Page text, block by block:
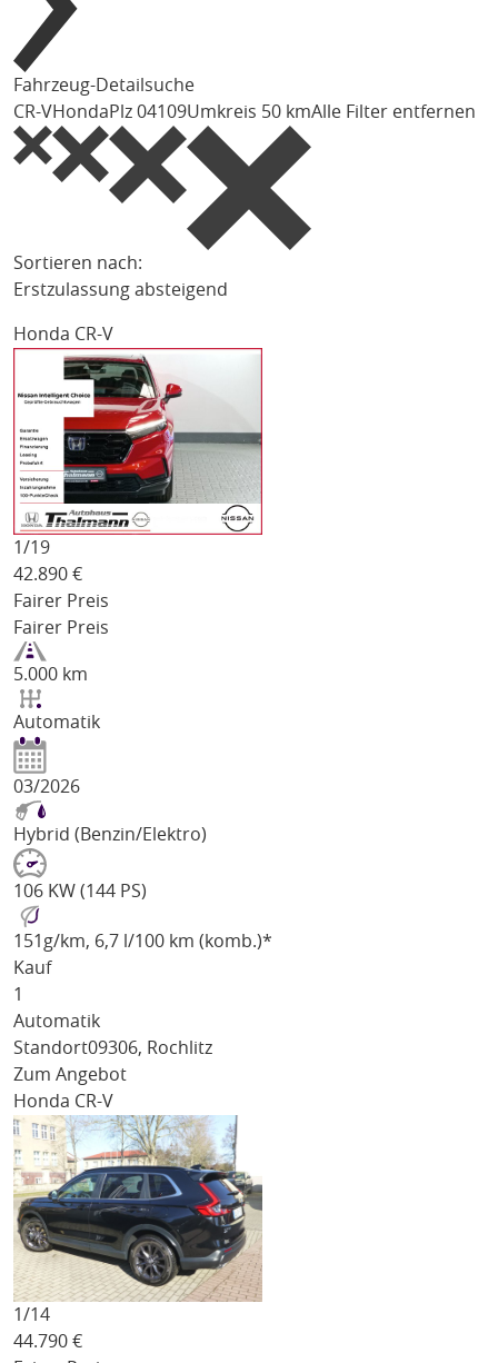
Fahrzeug-Detailsuche
CR-VHondaPlz 04109Umkreis 50 kmAlle Filter entfernen
Sortieren nach:
Erstzulassung absteigend
Honda CR-V
1/19
42.890 €
Fairer Preis
Fairer Preis
5.000 km
Automatik
03/2026
Hybrid (Benzin/Elektro)
106 KW (144 PS)
151 g/km, 6,7 l/100 km (komb.)*
Kauf
1
Automatik
Standort09306, Rochlitz
Zum Angebot
Honda CR-V
1/14
44.790 €